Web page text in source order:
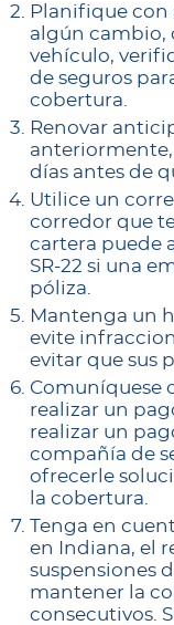
Planifique con
algún cambio,
vehículo,
de seguros
cobertura.
Renovar
anteriormente,
días antes de
Utilice un
corredor que
cartera puede
SR-22 si una
póliza.
Mantenga un
evite
evitar que sus
Comuníquese
realizar un
realizar un
compañía de
ofrecerle
la cobertura.
Tenga en
en Indiana, el
suspensiones
mantener la
consecutivos.